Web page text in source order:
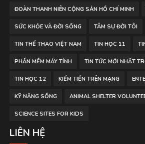
ĐOÀN THANH NIÊN CỘNG SẢN HỒ CHÍ MINH
SỨC KHỎE VÀ ĐỜI SỐNG TÂM SỰ ĐỜI TÔI
TIN THỂ THAO VIỆT NAM TIN HỌC 11
PHẦN MỀM MÁY TÍNH TIN TỨC MỚI NHẤT
TIN HỌC 12 KIẾM TIỀN TRÊN MẠNG
KỸ NĂNG SỐNG ANIMAL SHELTER
SCIENCE SITES FOR KIDS
LIÊN HỆ